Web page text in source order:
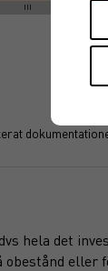
hela det
eller